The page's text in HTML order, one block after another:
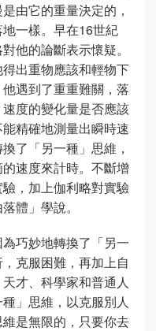
由它的重量決定的，
一樣。早在16世紀
他的論斷表示懷疑。
出重物應該和輕物下
遇到了重重難關，落
度的變化量是否應該
精確地測量出瞬時速
了「另一種」思維，
速度來計時。不斷增
，加上伽利略對實驗
體」學說。
巧妙地轉換了「另一
克服困難，再加上自
才、科學家和普通人
」思維，以克服別人
是無限的，只要你去